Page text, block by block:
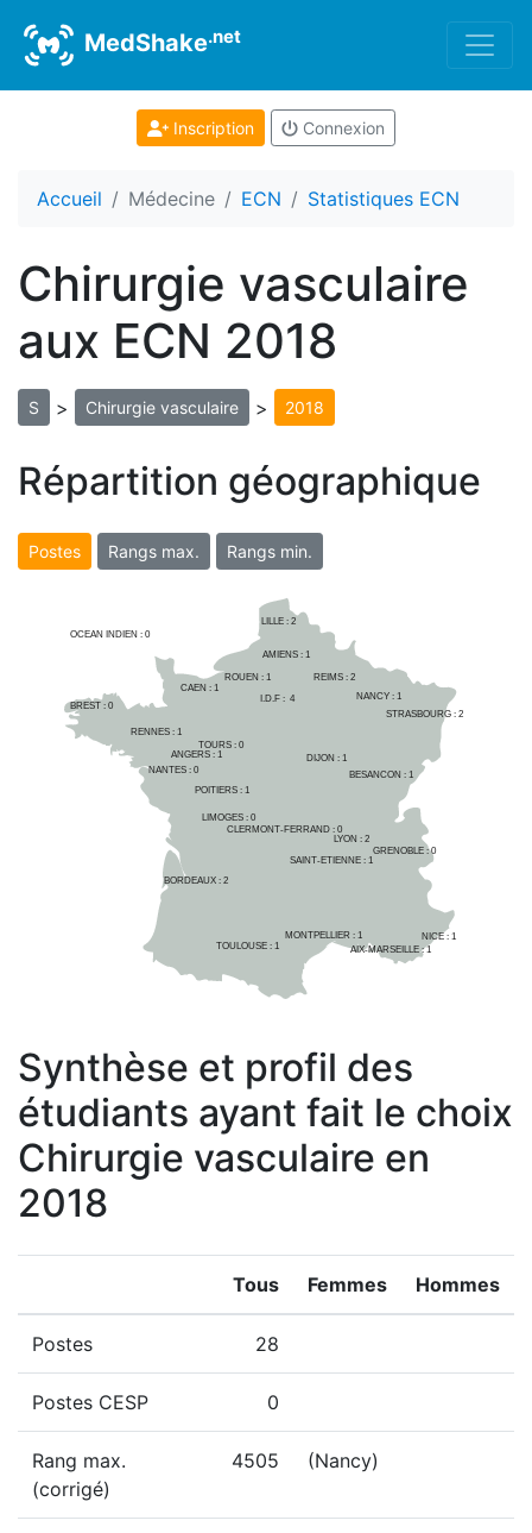
MedShake.net
Inscription Connexion
Accueil Médecine ECN Statistiques ECN
Chirurgie vasculaire
aux ECN 2018
S > Chirurgie vasculaire > 2018
Répartition géographique
Postes Rangs max. Rangs min.
AMIENS : 1
LILLE : 2
I.D.F : 4
AIX-MARSEILLE : 1
ANGERS : 1
OCEAN INDIEN : 0
BESANCON : 1
BORDEAUX : 2
BREST : 0
CAEN : 1
CLERMONT-FERRAND : 0
DIJON : 1
GRENOBLE : 0
LIMOGES : 0
LYON : 2
MONTPELLIER : 1
NANCY : 1
NANTES : 0
NICE : 1
POITIERS : 1
REIMS : 2
RENNES : 1
ROUEN : 1
SAINT-ETIENNE : 1
STRASBOURG : 2
TOULOUSE : 1
TOURS : 0
Synthèse et profil des
étudiants ayant fait le choix
Chirurgie vasculaire en
2018
Tous Femmes Hommes
Postes 28
Postes CESP 0
Rang max.
(corrigé)
4505 (Nancy)